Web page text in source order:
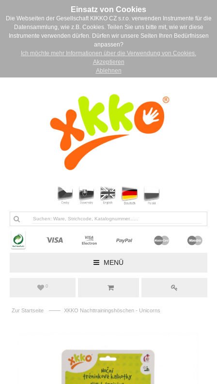
Einsatz von Cookies
Die Webseiten der Gesellschaft KIKKO CZ s.r.o. verwenden Instrumente für die
Datensammlung, wie z.B. Cookies. Teilen Sie uns bitte mit, wie wir diese
Instrumente verwenden dürfen. Dürfen wir unsere Seiten Ihren Bedürfnissen
anpassen?
Ich möchte mehr Informationen über die Verwendung von Cookies.
Akzeptieren
Ablehnen
MENÜ
0
Zur Startseite —— XKKO Nachttrainingshöschen - Unicorns